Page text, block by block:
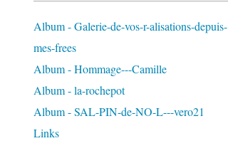
Album - Galerie-de-vos-r-alisations-depuis-
mes-frees
Album - Hommage---Camille
Album - la-rochepot
Album - SAL-PIN-de-NO-L---vero21
Links